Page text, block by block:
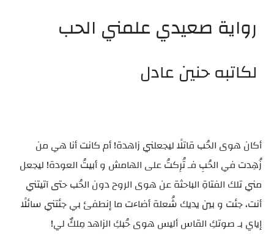
رواية صعيدي علمني الحب
لكاتبه حنين عادل
أكان هوى الحُب قاتلًا ليجعلني زاهدة! أم كانت أنا هي من
زُهِدت في الحُبِ فـ تُرِكتُ على الهامش و أبيتُ العودة! ليجعل
مني تلك الفتاةِ الباحثة عن هوى الروح دون الحُب حتى آتيتني
أنت، جئت و بين يديك شُعلة أضاءت ما إنطفئ بي جئتني سائلًا
إياي بـ صوتكِ القاس أليس هوى حُبكِ الزاهد مِلكٌ لي!